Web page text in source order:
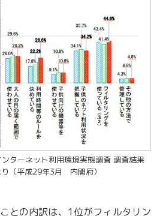
ターネット利用環境実態調査 調査結果
り（平成29年3月 内閣府）
との内訳は、1位がフィルタリン